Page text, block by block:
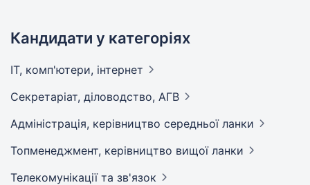
Кандидати у категоріях
IT, комп'ютери, інтернет
Секретаріат, діловодство, АГВ
Адмiнiстрацiя, керівництво середньої ланки
Топменеджмент, керівництво вищої ланки
Телекомунікації та зв'язок